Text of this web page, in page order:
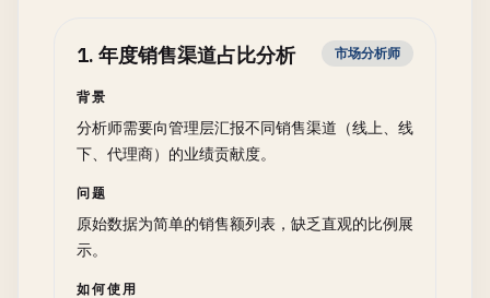
1. 年度销售渠道占比分析 市场分析师
背景
分析师需要向管理层汇报不同销售渠道（线上、线
下、代理商）的业绩贡献度。
问题
原始数据为简单的销售额列表，缺乏直观的比例展
示。
如何使用